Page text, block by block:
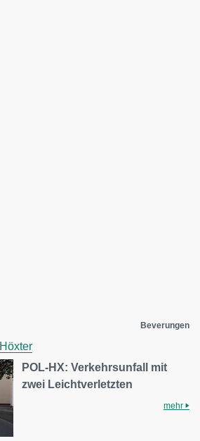
Beverungen
POL-HX: Verkehrsunfall mit
zwei Leichtverletzten
mehr